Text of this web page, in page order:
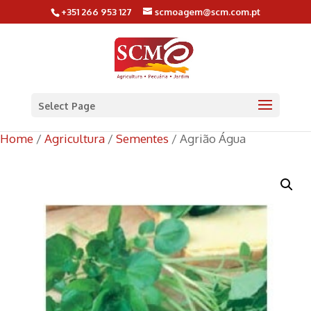
+351 266 953 127 scmoagem@scm.com.pt
Select Page
Home / Agricultura / Sementes / Agrião Água